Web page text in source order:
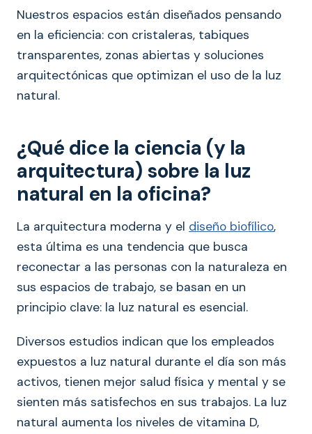
Nuestros espacios están diseñados pensando
en la eficiencia: con cristaleras, tabiques
transparentes, zonas abiertas y soluciones
arquitectónicas que optimizan el uso de la luz
natural.
¿Qué dice la ciencia (y la
arquitectura) sobre la luz
natural en la oficina?
La arquitectura moderna y el diseño biofílico,
esta última es una tendencia que busca
reconectar a las personas con la naturaleza en
sus espacios de trabajo, se basan en un
principio clave: la luz natural es esencial.
Diversos estudios indican que los empleados
expuestos a luz natural durante el día son más
activos, tienen mejor salud física y mental y se
sienten más satisfechos en sus trabajos. La luz
natural aumenta los niveles de vitamina D,